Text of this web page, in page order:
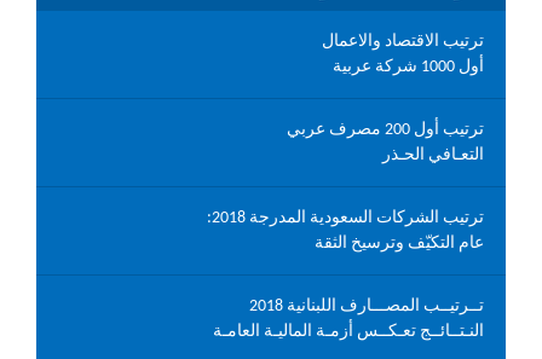
ترتيب الاقتصاد والاعمال
أول 1000 شركة عربية
ترتيب أول 200 مصرف عربي
التعـافي الحـذر
ترتيب الشركات السعودية المدرجة 2018:
عام التكيّف وترسيخ الثقة
تــرتيــب المصـــارف اللبنانية 2018
النـتــائــج تعـكــس أزمـة الماليـة العامـة